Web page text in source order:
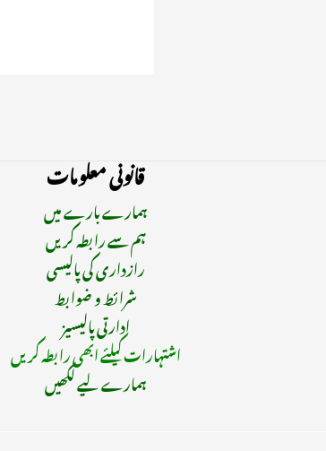
قانونی معلومات
ہمارے بارے میں
ہم سے رابطہ کریں
رازداری کی پالیسی
شرائط و ضوابط
ادارتی پالیسیز
اشتہارات کیلئے ابھی رابطہ کریں
ہمارے لیے لکھیں